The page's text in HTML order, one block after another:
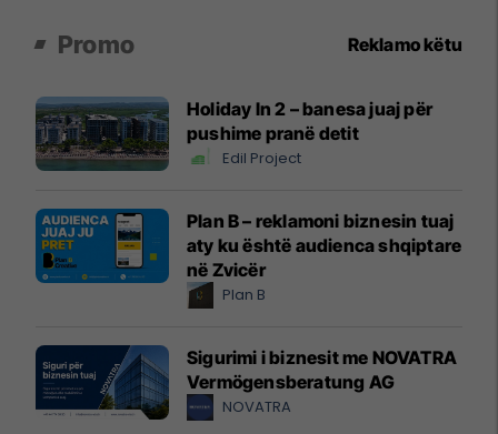
Promo Reklamo këtu
Holiday In 2 – banesa juaj për
pushime pranë detit
Edil Project
Plan B – reklamoni biznesin tuaj
aty ku është audienca shqiptare
në Zvicër
Plan B
Sigurimi i biznesit me NOVATRA
Vermögensberatung AG
NOVATRA